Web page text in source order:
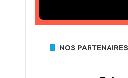
NOS PARTENAIRES